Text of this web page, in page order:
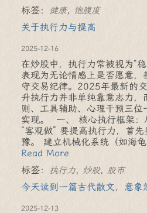
标签： 健康, 饱腹度
关于执行力与提高
2025-12-16
在炒股中，执行力常被视为“稳
表现为无论情感上是否愿意，
守交易纪律。2025年最新的
升执行力并非单纯靠意志力，
则、工具辅助、心理干预三位
实现。 一、 核心执行框架：
“客观做” 要提高执行力，首
豫。 建立机械化系统（如海
Read More
标签： 执行力, 炒股, 股市
今天读到一篇古代散文，意象
2025-12-13